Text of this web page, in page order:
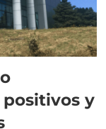
y